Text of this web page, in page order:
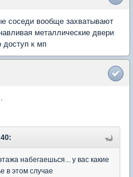
соседи вообще захватывают
металлические двери
доступ к мп
набегаешься... у вас какие
в этом случае